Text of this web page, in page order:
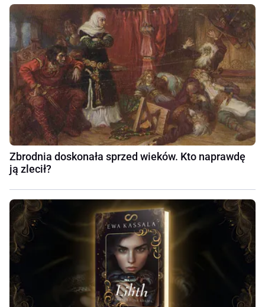
Zbrodnia doskonała sprzed wieków. Kto naprawdę
ją zlecił?